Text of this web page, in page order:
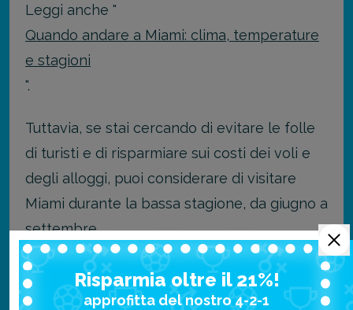
Leggi anche "
Quando andare a Miami: clima, temperature
e stagioni
".
Tuttavia, se stai cercando di evitare le folle
di turisti e di risparmiare sui costi dei voli e
degli alloggi, puoi considerare di visitare
Miami durante la bassa stagione, da giugno a
settembre.
Durante questi mesi, però, le temperature e
l'umidità possono essere molto alte e c'è un
Risparmia oltre il 21%!
approfitta del nostro 4-2-1